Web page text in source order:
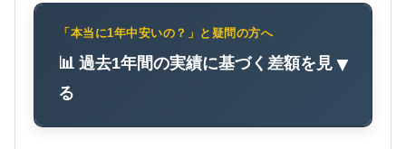
「本当に1年中安いの？」と疑問の方へ
📊 過去1年間の実績に基づく差額を見
る
▼